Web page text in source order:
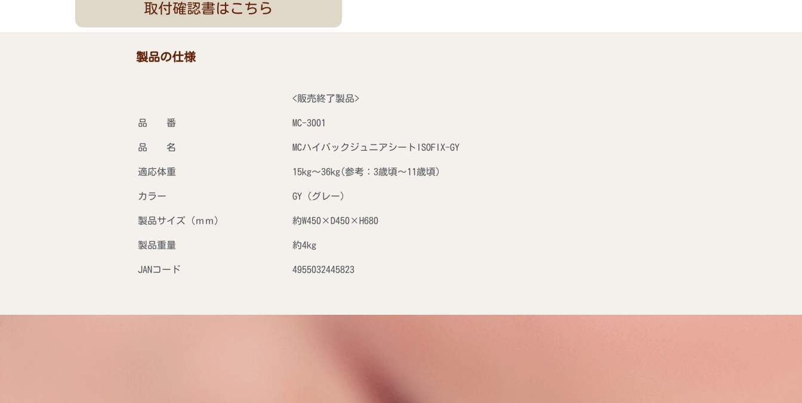
取付確認書はこちら
製品の仕様
<販売終了製品>
品 番 MC-3001
品 名 MCハイバックジュニアシートISOFIX-GY
適応体重 15kg～36kg(参考：3歳頃～11歳頃)
カラー GY（グレー）
製品サイズ（ｍｍ） 約W450×D450×H680
製品重量 約4kg
JANコード 4955032445823